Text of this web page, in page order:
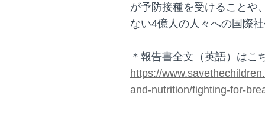
が予防接種を受けることや
ない4億人の人々への国際
＊報告書全文（英語）はこ
https://
and-nutrition/fighting-for-